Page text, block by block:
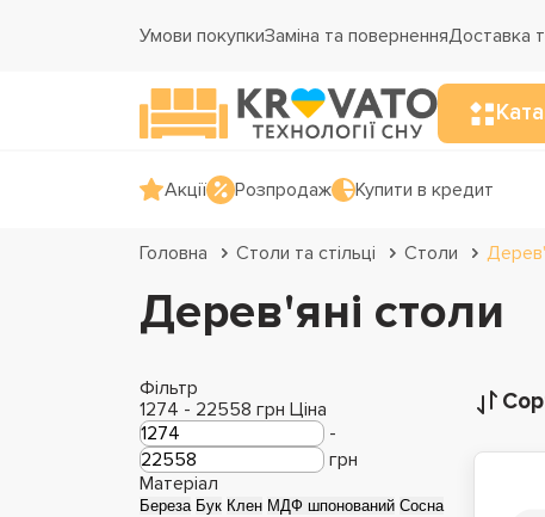
Умови покупкиЗаміна та поверненняДоставка
Акції Розпродаж Купити в кредит
Головна Столи та стільці Столи
Дерев'яні столи
Фільтр
1274 - 22558 грн Ціна
-
грн
Матеріал
Береза Бук Клен МДФ шпонований Сосна